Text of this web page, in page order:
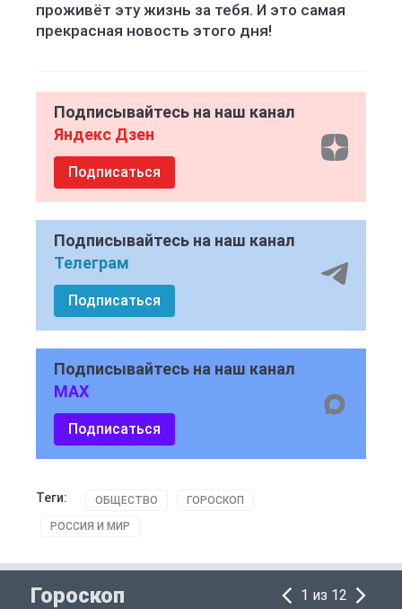
проживёт эту жизнь за тебя. И это самая
прекрасная новость этого дня!
Подписывайтесь на наш канал
Яндекс Дзен
Подписаться
Подписывайтесь на наш канал
Телеграм
Подписаться
Подписывайтесь на наш канал
MAX
Подписаться
Теги: ОБЩЕСТВО ГОРОСКОП
РОССИЯ И МИР
Гороскоп 1 из 12